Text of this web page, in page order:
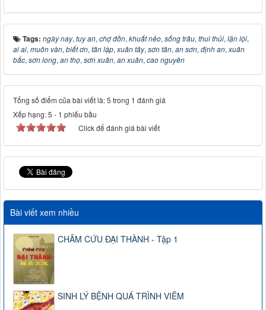
Tags: ngày nay, tuy an, chợ đồn, khuất nẻo, sống trâu, thui thủi, lặn lội,
ai ai, muôn vàn, biết ơn, tân lập, xuân tây, sơn tân, an sơn, định an, xuân
bắc, sơn long, an thọ, sơn xuân, an xuân, cao nguyên
Tổng số điểm của bài viết là: 5 trong 1 đánh giá
Xếp hạng:5 - 1 phiếu bầu
Click để đánh giá bài viết
Bài viết xem nhiều
CHÂM CỨU ĐẠI THÀNH - Tập 1
SINH LÝ BỆNH QUÁ TRÌNH VIÊM